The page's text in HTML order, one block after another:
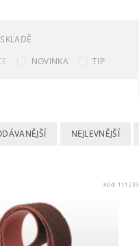
NOVINKA TIP
NEJLEVNĚJŠÍ
Kód: 111233